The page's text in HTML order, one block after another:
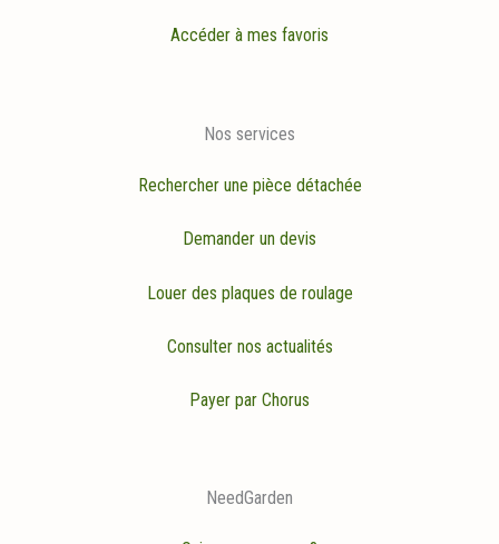
Accéder à mes favoris
Nos services
Rechercher une pièce détachée
Demander un devis
Louer des plaques de roulage
Consulter nos actualités
Payer par Chorus
NeedGarden